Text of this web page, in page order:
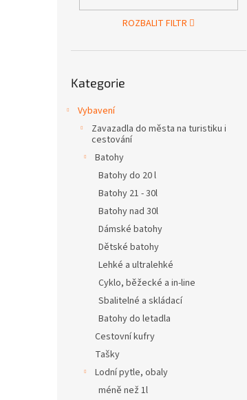
ROZBALIT FILTR
kategorie
Kategorie
Vybavení
Zavazadla do města na turistiku i
cestování
Batohy
Batohy do 20 l
Batohy 21 - 30l
Batohy nad 30l
Dámské batohy
Dětské batohy
Lehké a ultralehké
Cyklo, běžecké a in-line
Sbalitelné a skládací
Batohy do letadla
Cestovní kufry
Tašky
Lodní pytle, obaly
méně než 1l